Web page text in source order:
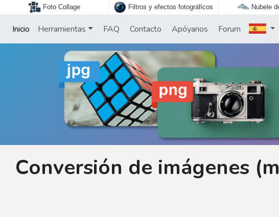
Foto Collage Filtros y efectos fotográficos Nubele
Inicio Herramientas FAQ Contacto Apóyanos Forum
Conversión de imágenes